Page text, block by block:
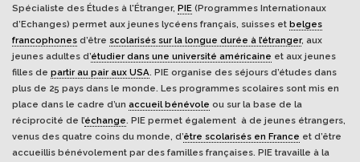
Spécialiste des Études à l'Étranger, PIE (Programmes Internationaux
d’Echanges) permet aux jeunes lycéens français, suisses et belges
francophones d’être scolarisés sur la longue durée à l’étranger, aux
jeunes adultes d’étudier dans une université américaine et aux jeunes
filles de partir au pair aux USA. PIE organise des séjours d’études dans
plus de 25 pays dans le monde. Les programmes scolaires sont mis en
place dans le cadre d’un accueil bénévole ou sur la base de la
réciprocité de l’échange. PIE permet également à de jeunes étrangers,
venus des quatre coins du monde, d’être scolarisés en France et d’être
accueillis bénévolement par des familles françaises. PIE travaille à la